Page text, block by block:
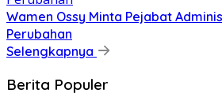
Wamen Ossy Minta Pejabat
Perubahan
Selengkapnya
Berita Populer